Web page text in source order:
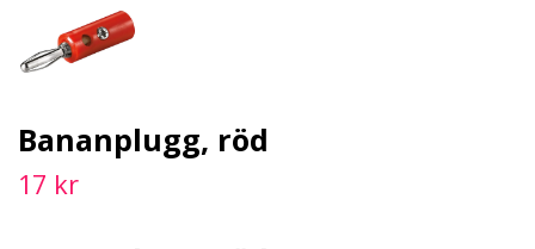
Bananplugg, röd
17 kr